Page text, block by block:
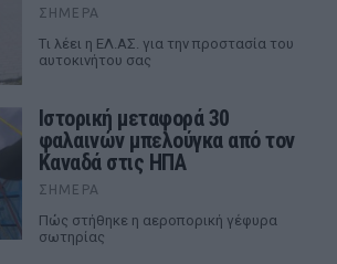
ΣΉΜΕΡΑ
Tι λέει η ΕΛ.ΑΣ. για την προστασία του
αυτοκινήτου σας
Ιστορική μεταφορά 30
φαλαινών μπελούγκα από τον
Καναδά στις ΗΠΑ
ΣΉΜΕΡΑ
Πώς στήθηκε η αεροπορική γέφυρα
σωτηρίας